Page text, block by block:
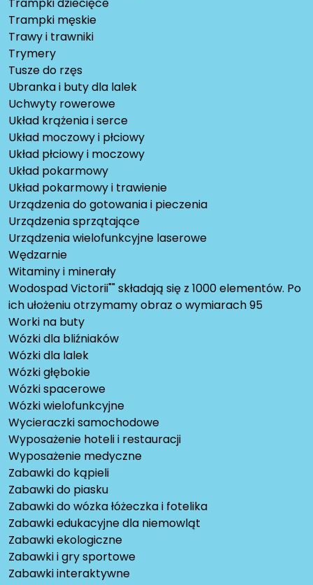
Trampki męskie
Trawy i trawniki
Trymery
Tusze do rzęs
Ubranka i buty dla lalek
Uchwyty rowerowe
Układ krążenia i serce
Układ moczowy i płciowy
Układ płciowy i moczowy
Układ pokarmowy
Układ pokarmowy i trawienie
Urządzenia do gotowania i pieczenia
Urządzenia sprzątające
Urządzenia wielofunkcyjne laserowe
Wędzarnie
Witaminy i minerały
Wodospad Victorii"" składają się z 1000 elementów. Po
ich ułożeniu otrzymamy obraz o wymiarach 95
Worki na buty
Wózki dla bliźniaków
Wózki dla lalek
Wózki głębokie
Wózki spacerowe
Wózki wielofunkcyjne
Wycieraczki samochodowe
Wyposażenie hoteli i restauracji
Wyposażenie medyczne
Zabawki do kąpieli
Zabawki do piasku
Zabawki do wózka łóżeczka i fotelika
Zabawki edukacyjne dla niemowląt
Zabawki ekologiczne
Zabawki i gry sportowe
Zabawki interaktywne